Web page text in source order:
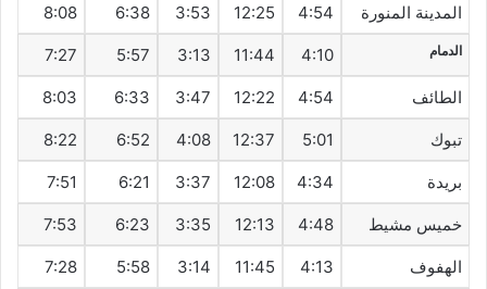
المدينة المنورة 4:54
12:25
3:53
6:38
8:08
الدمام 4:10
11:44
3:13
5:57
7:27
الطائف 4:54
12:22
3:47
6:33
8:03
تبوك 5:01
12:37
4:08
6:52
8:22
بريدة 4:34
12:08
3:37
6:21
7:51
خميس مشيط 4:48
12:13
3:35
6:23
7:53
الهفوف‎ 4:13
11:45
3:14
5:58
7:28